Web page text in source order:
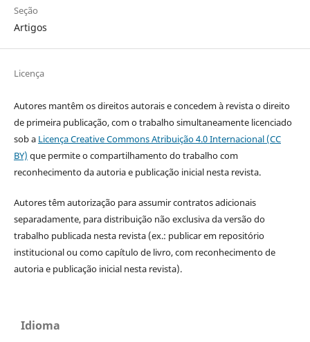
Seção
Artigos
Licença
Autores mantêm os direitos autorais e concedem à revista o direito
de primeira publicação, com o trabalho simultaneamente licenciado
sob a Licença Creative Commons Atribuição 4.0 Internacional (CC
BY) que permite o compartilhamento do trabalho com
reconhecimento da autoria e publicação inicial nesta revista.
Autores têm autorização para assumir contratos adicionais
separadamente, para distribuição não exclusiva da versão do
trabalho publicada nesta revista (ex.: publicar em repositório
institucional ou como capítulo de livro, com reconhecimento de
autoria e publicação inicial nesta revista).
Idioma